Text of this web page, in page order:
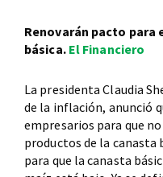
Renovarán pacto para
básica. El Financiero
La presidenta Claudia
de la inflación, anunció
empresarios para que
productos de la canasta
para que la canasta